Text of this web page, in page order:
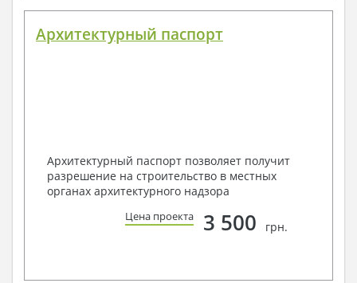
Архитектурный паспорт
Архитектурный паспорт позволяет получит
разрешение на строительство в местных
органах архитектурного надзора
Цена проекта 3 500 грн.